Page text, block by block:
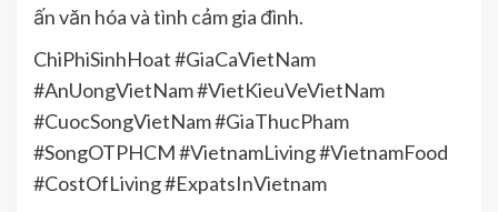
ấn văn hóa và tình cảm gia đình.
ChiPhiSinhHoat #GiaCaVietNam
#AnUongVietNam #VietKieuVeVietNam
#CuocSongVietNam #GiaThucPham
#SongOTPHCM #VietnamLiving #VietnamFood
#CostOfLiving #ExpatsInVietnam